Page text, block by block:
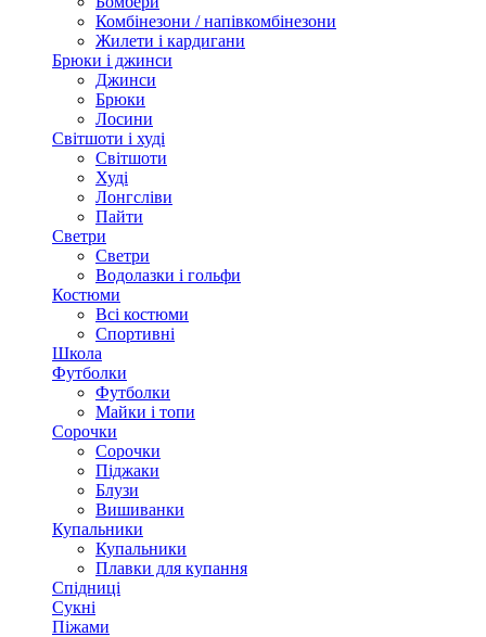
Комбінезони / напівкомбінезони
Жилети і кардигани
Брюки і джинси
Джинси
Брюки
Лосини
Світшоти і худі
Світшоти
Худі
Лонгсліви
Пайти
Светри
Светри
Водолазки і гольфи
Костюми
Всі костюми
Спортивні
Школа
Футболки
Футболки
Майки і топи
Сорочки
Сорочки
Піджаки
Блузи
Вишиванки
Купальники
Купальники
Плавки для купання
Спідниці
Сукні
Піжами